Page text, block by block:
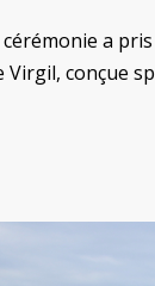
a
Virgil, conçue